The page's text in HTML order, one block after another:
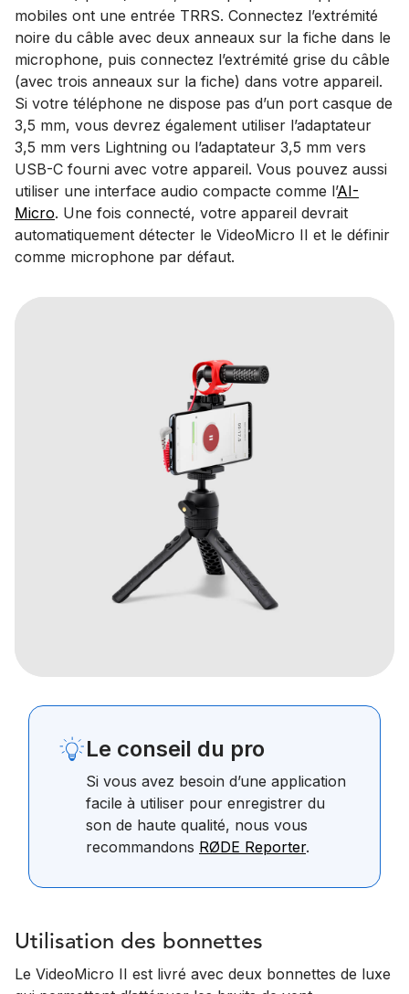
mobiles ont une entrée TRRS. Connectez l’extrémité
noire du câble avec deux anneaux sur la fiche dans le
microphone, puis connectez l’extrémité grise du câble
(avec trois anneaux sur la fiche) dans votre appareil.
Si votre téléphone ne dispose pas d’un port casque de
3,5 mm, vous devrez également utiliser l’adaptateur
3,5 mm vers Lightning ou l’adaptateur 3,5 mm vers
USB-C fourni avec votre appareil. Vous pouvez aussi
utiliser une interface audio compacte comme l’AI-
Micro. Une fois connecté, votre appareil devrait
automatiquement détecter le VideoMicro II et le définir
comme microphone par défaut.
Le conseil du pro
Si vous avez besoin d’une application
facile à utiliser pour enregistrer du
son de haute qualité, nous vous
recommandons RØDE Reporter.
Utilisation des bonnettes
Le VideoMicro II est livré avec deux bonnettes de luxe